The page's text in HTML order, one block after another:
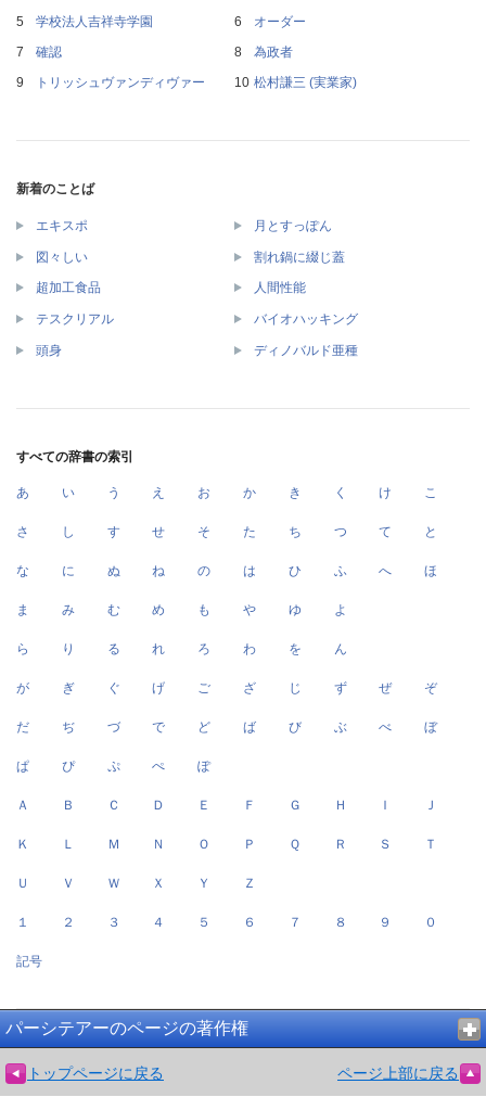
学校法人吉祥寺学園
オーダー
確認
為政者
トリッシュヴァンディヴァー
松村謙三 (実業家)
新着のことば
エキスポ 月とすっぽん
図々しい 割れ鍋に綴じ蓋
超加工食品 人間性能
テスクリアル バイオハッキング
頭身 ディノバルド亜種
すべての辞書の索引
あ い う え お か き く け こ
さ し す せ そ た ち つ て と
な に ぬ ね の は ひ ふ へ ほ
ま み む め も や ゆ よ
ら り る れ ろ わ を ん
が ぎ ぐ げ ご ざ じ ず ぜ ぞ
だ ぢ づ で ど ば び ぶ べ ぼ
ぱ ぴ ぷ ぺ ぽ
Ａ Ｂ Ｃ Ｄ Ｅ Ｆ Ｇ Ｈ Ｉ Ｊ
Ｋ Ｌ Ｍ Ｎ Ｏ Ｐ Ｑ Ｒ Ｓ Ｔ
Ｕ Ｖ Ｗ Ｘ Ｙ Ｚ
１ ２ ３ ４ ５ ６ ７ ８ ９ ０
記号
パーシテアーのページの著作権
トップページに戻る ページ上部に戻る